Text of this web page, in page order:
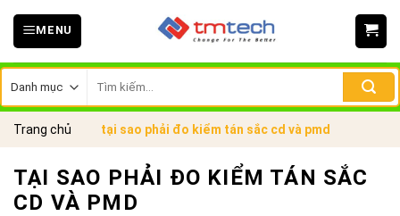
Skip
MENU
kiếm:
Trang chủ tại sao phải đo kiểm tán sắc cd và pmd
TẠI SAO PHẢI ĐO KIỂM TÁN SẮC
CD VÀ PMD